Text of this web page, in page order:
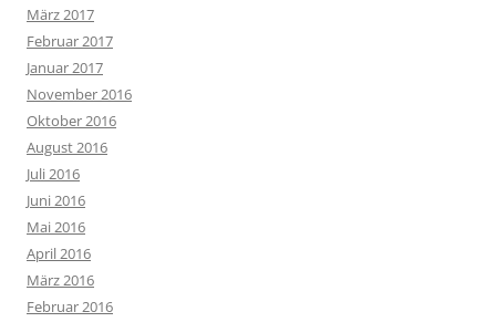
März 2017
Februar 2017
Januar 2017
November 2016
Oktober 2016
August 2016
Juli 2016
Juni 2016
Mai 2016
April 2016
März 2016
Februar 2016